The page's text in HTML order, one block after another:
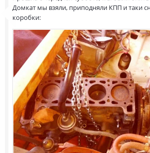
Домкат мы взяли, приподняли КПП и таки
коробки: